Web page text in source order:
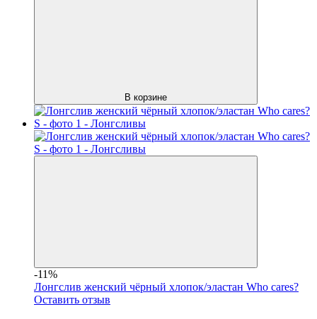
В корзине
-11%
Лонгслив женский чёрный хлопок/эластан Who cares?
Оставить отзыв